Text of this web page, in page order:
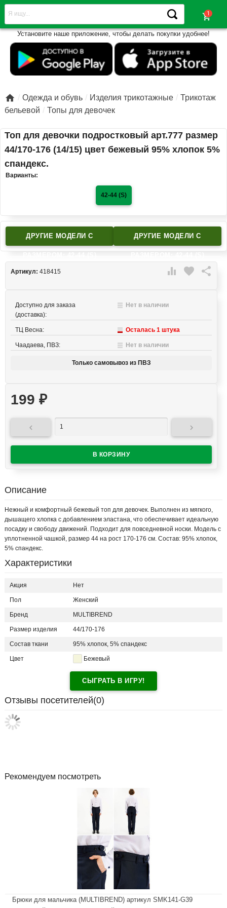
shopping_cart
Установите наше приложение, чтобы делать покупки удобнее!
 Одежда и обувь Изделия трикотажные
Трикотаж
бельевой
Топы для девочек
Топ для девочки подростковый арт.777 размер
44/170-176 (14/15) цвет бежевый 95% хлопок 5%
спандекс.
Варианты:
42-44 (S)
ДРУГИЕ МОДЕЛИ C ДРУГИЕ МОДЕЛИ C
 favorite 
Артикул: 418415
Доступно для заказа
(доставка):
Нет в наличии
ТЦ Весна: Осталась 1 штука
Чаадаева, ПВЗ: Нет в наличии
Только самовывоз из ПВЗ
199 ₽
 
Описание
Нежный и комфортный бежевый топ для девочек. Выполнен из мягкого,
дышащего хлопка с добавлением эластана, что обеспечивает идеальную
посадку и свободу движений. Подходит для повседневной носки. Модель с
уплотненной чашкой, размер 44 на рост 170-176 см. Состав: 95% хлопок,
5% спандекс.
Характеристики
Акция Нет
Пол Женский
Бренд MULTIBREND
Размер изделия 44/170-176
Состав ткани 95% хлопок, 5% спандекс
Цвет Бежевый
СЫГРАТЬ В ИГРУ!
Отзывы посетителей(0)
Рекомендуем посмотреть
Брюки для мальчика (MULTIBREND) артикул SMK141-G39